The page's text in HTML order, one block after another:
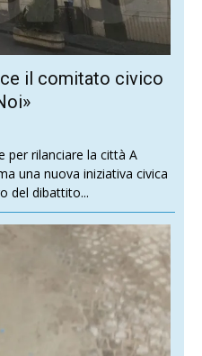
il comitato civico
per rilanciare la città A
una nuova iniziativa civica
del dibattito...